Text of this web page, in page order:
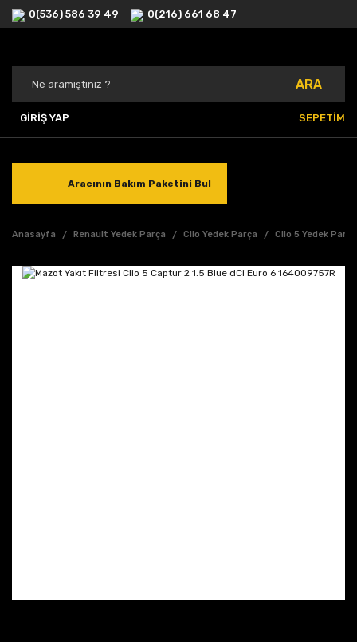
0(536) 586 39 49 0(216) 661 68 47
ARA
GİRİŞ YAP SEPETİM
Aracının Bakım Paketini Bul
Anasayfa Renault Yedek Parça Clio Yedek Parça Clio 5 Yedek